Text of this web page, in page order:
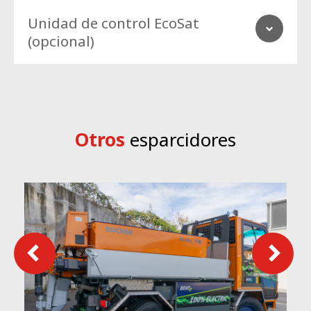
Unidad de control EcoSat
(opcional)
Cuadro de control digital con pantalla, capaz de controlar el
Otros esparcidores